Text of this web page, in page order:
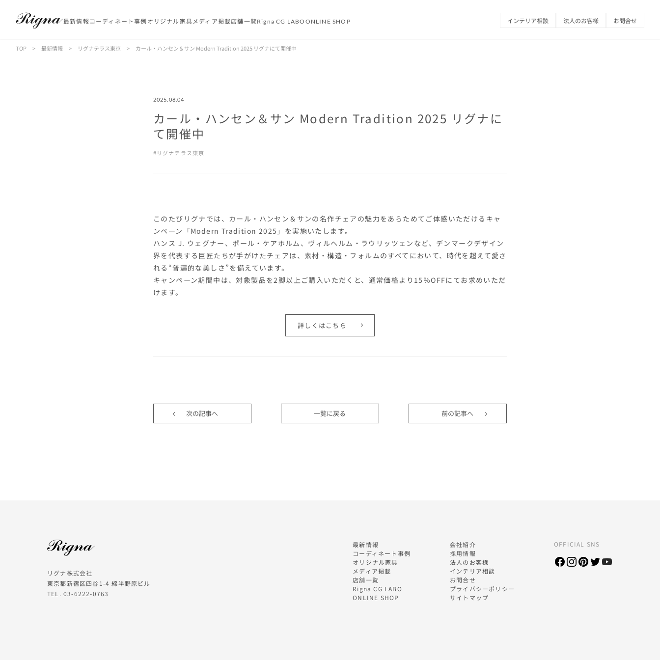
最新情報 コーディネート事例オリジナル家具 メディア掲載店舗一覧Rigna CG LABO ONLINE SHOP インテリア相談 法人のお客様 お問合せ
TOP > 最新情報 > リグナテラス東京 > カール・ハンセン＆サン Modern Tradition 2025 リグナにて開催中
2025.08.04
カール・ハンセン＆サン Modern Tradition 2025 リグナに
て開催中
リグナテラス東京
このたびリグナでは、カール・ハンセン＆サンの名作チェアの魅力をあらためてご体感いただけるキャ
ンペーン「Modern Tradition 2025」を実施いたします。
ハンス J. ウェグナー、ポール・ケアホルム、ヴィルヘルム・ラウリッツェンなど、デンマークデザイン
界を代表する巨匠たちが手がけたチェアは、素材・構造・フォルムのすべてにおいて、時代を超えて愛さ
れる“普遍的な美しさ”を備えています。
キャンペーン期間中は、対象製品を2脚以上ご購入いただくと、通常価格より15％OFFにてお求めいただ
けます。
詳しくはこちら
次の記事へ 一覧に戻る 前の記事へ
リグナ株式会社
東京都新宿区四谷1-4 綿半野原ビル
TEL. 03-6222-0763
最新情報
コーディネート事例
オリジナル家具
メディア掲載
店舗一覧
Rigna CG LABO
ONLINE SHOP
会社紹介
採用情報
法人のお客様
インテリア相談
お問合せ
プライバシーポリシー
サイトマップ
OFFICIAL SNS